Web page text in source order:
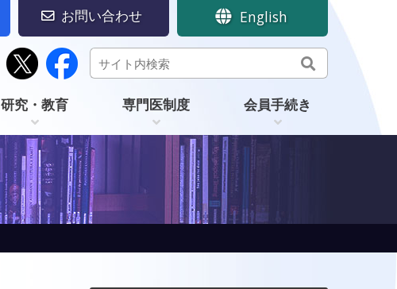
English
お問い合わせ
研究・教育 専門医制度 会員手続き